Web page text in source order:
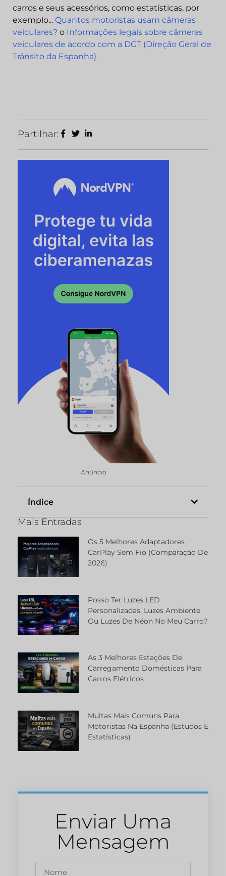
carros e seus acessórios, como estatísticas, por
exemplo... Quantos motoristas usam câmeras
veiculares? o Informações legais sobre câmeras
veiculares de acordo com a DGT (Direção Geral de
Trânsito da Espanha).
Partilhar:
Anúncio
Índice
Mais Entradas
Os 5 Melhores Adaptadores
CarPlay Sem Fio (comparação De
2026)
Posso Ter Luzes LED
Personalizadas, Luzes Ambiente
Ou Luzes De Néon No Meu Carro?
As 3 Melhores Estações De
Carregamento Domésticas Para
Carros Elétricos
Multas Mais Comuns Para
Motoristas Na Espanha (estudos E
Estatísticas)
Enviar Uma
Mensagem